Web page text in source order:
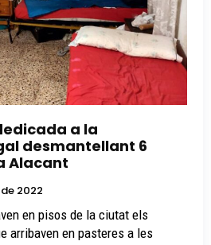
a la
desmantellant 6
Alacant
2022
en pisos de la ciutat els
arribaven en pasteres a les